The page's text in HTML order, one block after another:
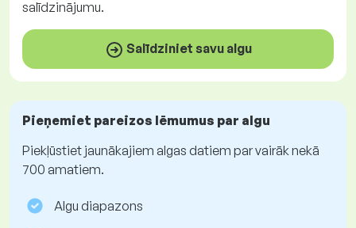
salīdzinājumu.
Salīdziniet savu algu
Pieņemiet pareizos lēmumus par algu
Piekļūstiet jaunākajiem algas datiem par vairāk nekā
700 amatiem.
Algu diapazons